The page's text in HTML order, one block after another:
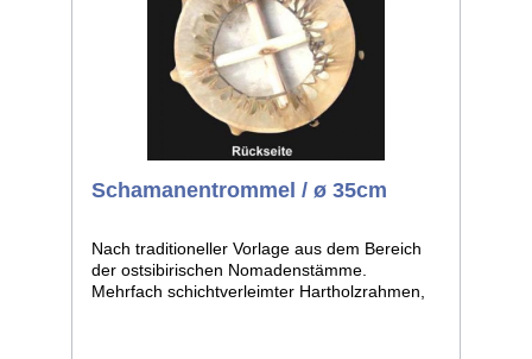
Schamanentrommel / ø 35cm
Nach traditioneller Vorlage aus dem Bereich
der ostsibirischen Nomadenstämme.
Mehrfach schichtverleimter Hartholzrahmen,